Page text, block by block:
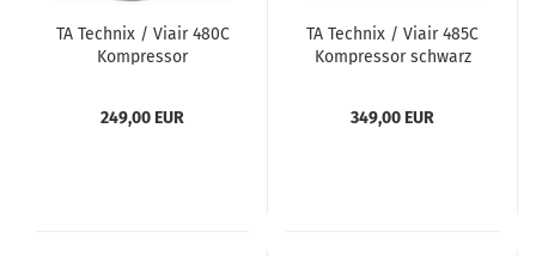
TA Tech­nix / Viair 480C
Kom­pres­sor
249,00 EUR
TA Tech­nix / Viair 485C
Kom­pres­sor schwarz
349,00 EUR